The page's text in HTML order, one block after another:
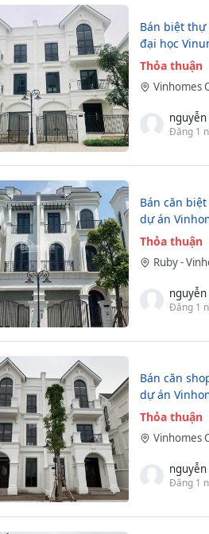
Bán biệt thự
đại học
Thỏa thuận
Vinhomes
Đăng 1
Bán căn
dự án
Thỏa thuận
Ruby -
Đăng 1
Bán căn
dự án
Thỏa thuận
Vinhomes
Đăng 1